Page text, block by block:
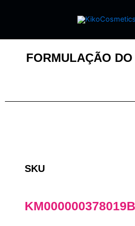
FORMULAÇÃO
SKU
KM000000378019B